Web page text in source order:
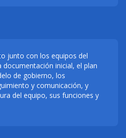
junto con los equipos del
documentación inicial, el plan
de gobierno, los
y comunicación, y
del equipo, sus funciones y